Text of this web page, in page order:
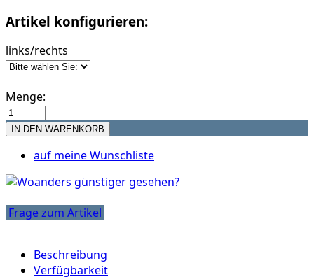
Artikel konfigurieren:
links/rechts
Menge:
auf meine Wunschliste
Frage zum Artikel
Beschreibung
Verfügbarkeit